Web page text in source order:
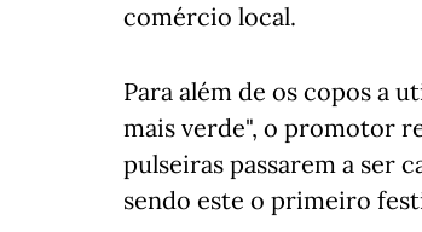
comércio local.
Para além de os copos a
mais verde", o promotor
pulseiras passarem a ser
sendo este o primeiro